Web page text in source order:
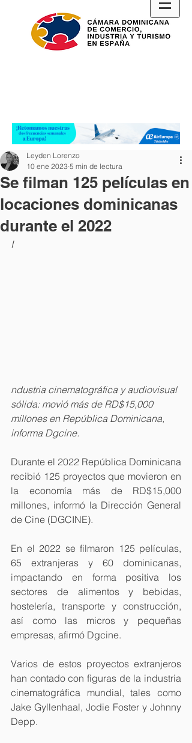
Se filman 125 películas en
locaciones dominicanas
durante el 2022
Leyden Lorenzo
10 ene 2023 5 min de lectura
I
ndustria cinematográfica y audiovisual
sólida: movió más de RD$15,000
millones en República Dominicana,
informa Dgcine.
Durante el 2022 República Dominicana
recibió 125 proyectos que movieron en
la economía más de RD$15,000
millones, informó la Dirección General
de Cine (DGCINE).
En el 2022 se filmaron 125 películas,
65 extranjeras y 60 dominicanas,
impactando en forma positiva los
sectores de alimentos y bebidas,
hostelería, transporte y construcción,
así como las micros y pequeñas
empresas, afirmó Dgcine.
Varios de estos proyectos extranjeros
han contado con figuras de la industria
cinematográfica mundial, tales como
Jake Gyllenhaal, Jodie Foster y Johnny
Depp.